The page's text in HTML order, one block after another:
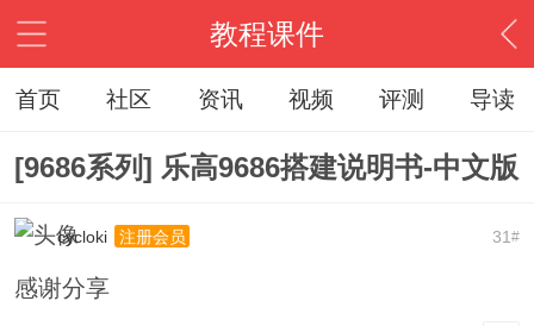
教程课件
首页 社区 资讯 视频 评测 导读
[9686系列] 乐高9686搭建说明书-中文版
31#
cycloki 注册会员
感谢分享